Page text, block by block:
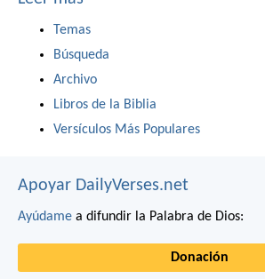
Temas
Búsqueda
Archivo
Libros de la Biblia
Versículos Más Populares
Apoyar DailyVerses.net
Ayúdame a difundir la Palabra de Dios:
Donación